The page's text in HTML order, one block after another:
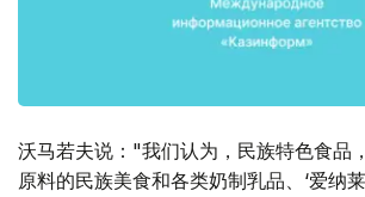
沃马若夫说："我们认为，民族特色食品
原料的民族美食和各类奶制乳品、‘爱纳